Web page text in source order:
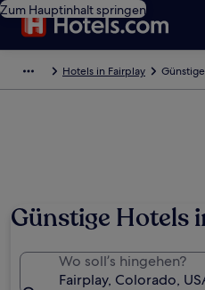
Zum Hauptinhalt springen
Hotels in Fairplay
Günstige Hotels
Wo soll’s hingehen?
Fairplay, Colorado,